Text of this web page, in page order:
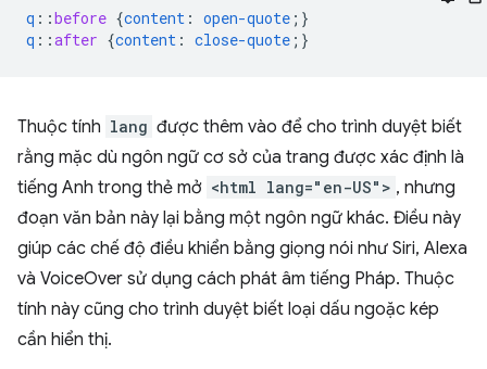
q ::before {content : open-quote ;}
q ::after {content : close-quote ;}
Thuộc tính lang được thêm vào để cho trình duyệt biết
rằng mặc dù ngôn ngữ cơ sở của trang được xác định là
tiếng Anh trong thẻ mở <html lang="en-US"> , nhưng
đoạn văn bản này lại bằng một ngôn ngữ khác. Điều này
giúp các chế độ điều khiển bằng giọng nói như Siri, Alexa
và VoiceOver sử dụng cách phát âm tiếng Pháp. Thuộc
tính này cũng cho trình duyệt biết loại dấu ngoặc kép
cần hiển thị.